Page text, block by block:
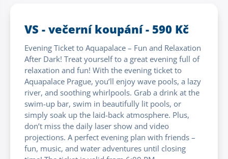
VS - večerní koupání - 590 Kč
Evening Ticket to Aquapalace – Fun and Relaxation
After Dark! Treat yourself to a great evening full of
relaxation and fun! With the evening ticket to
Aquapalace Prague, you’ll enjoy wave pools, a lazy
river, and soothing whirlpools. Grab a drink at the
swim-up bar, swim in beautifully lit pools, or
simply soak up the laid-back atmosphere. Plus,
don’t miss the daily laser show and video
projections. A perfect evening plan with friends –
fun, music, and water adventures until closing